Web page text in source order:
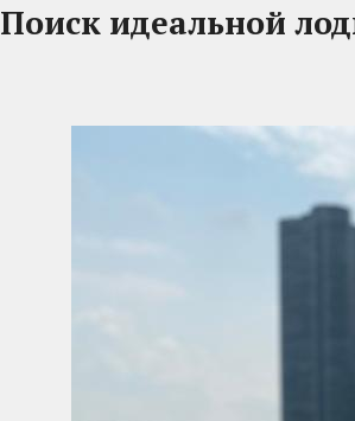
Поиск идеальной